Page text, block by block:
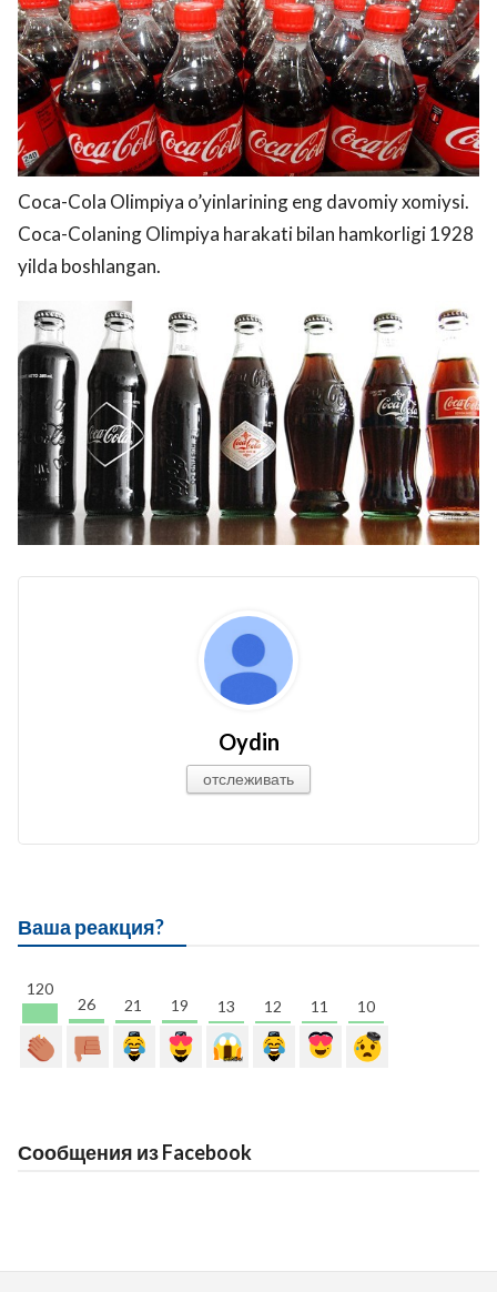
Coca-Cola Olimpiya o’yinlarining eng davomiy xomiysi.
Coca-Colaning Olimpiya harakati bilan hamkorligi 1928
yilda boshlangan.
Oydin
отслеживать
Ваша реакция?
120
26
21 19 13 12 11 10
Сообщения из Facebook